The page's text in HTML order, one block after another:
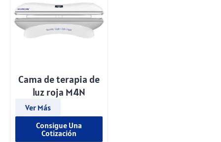
Cama de terapia de
luz roja M4N
Ver Más
Consigue Una
Cotización